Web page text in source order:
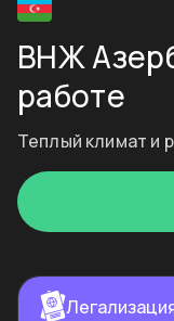
ВНЖ
работе
Теплый климат и